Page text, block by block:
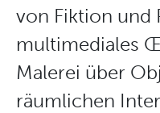
von Fiktion und
multimediales
Malerei über
räumlichen